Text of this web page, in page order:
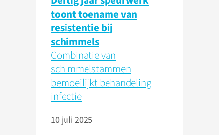
toont toename van
resistentie bij
schimmels
Combinatie van
schimmelstammen
bemoeilijkt behandeling
infectie
10 juli 2025